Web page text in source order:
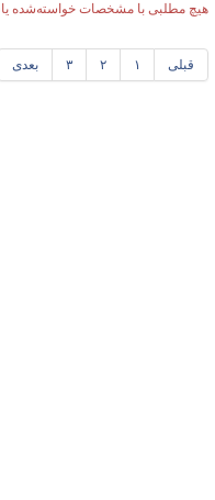
هیچ مطلبی با مشخصات خواسته‌شده
قبلی ۱ ۲ ۳ بعدی